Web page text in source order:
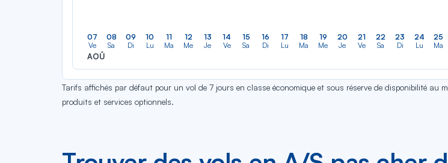
07
Ve
AOÛ
08
Sa
09
Di
10
Lu
11
Ma
12
Me
13
Je
14
Ve
15
Sa
16
Di
17
Lu
18
Ma
19
Me
20
Je
21
Ve
22
Sa
23
Di
24
Lu
25
Ma
Tarifs affichés par défaut pour un vol de 7 jours en classe économique et sous réserve de disponibilité au
produits et services optionnels.